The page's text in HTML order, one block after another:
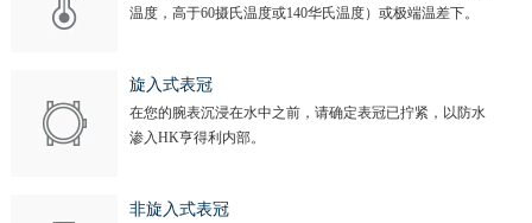
温度，高于60摄氏温度或140华氏温度）或极端温差下。
旋入式表冠
在您的腕表沉浸在水中之前，请确定表冠已拧紧，以防水
渗入HK亨得利内部。
非旋入式表冠